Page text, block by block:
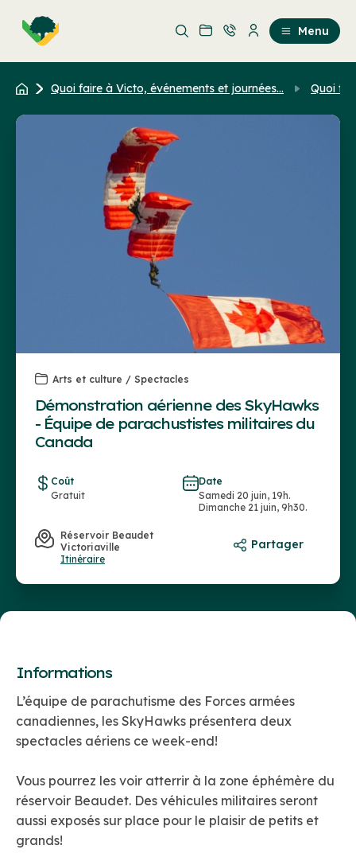
contenu
au
contenu
Menu
Quoi faire à Victo, événements et journées... Quoi
Arts et culture / Spectacles
Démonstration aérienne des SkyHawks
- Équipe de parachustistes militaires du
Canada
Coût
Gratuit
Date
Samedi 20 juin, 19h.
Dimanche 21 juin, 9h30.
Réservoir Beaudet
Victoriaville
Itinéraire
Partager
Informations
L’équipe de parachutisme des Forces armées
canadiennes, les SkyHawks présentera deux
spectacles aériens ce week-end!
Vous pourrez les voir atterrir à la zone éphémère du
réservoir Beaudet. Des véhicules militaires seront
aussi exposés sur place pour le plaisir de petits et
grands!